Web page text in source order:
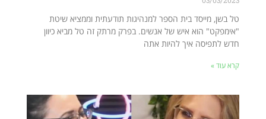
טל בשן, מייסד בית הספר למנהיגות תודעתית וממציא שיטת
"אימפקט" הוא איש של אנשים. בפרק מרתק זה טל מביא כיוון
חדש לתפיסה איך להיות אתה
קרא עוד »